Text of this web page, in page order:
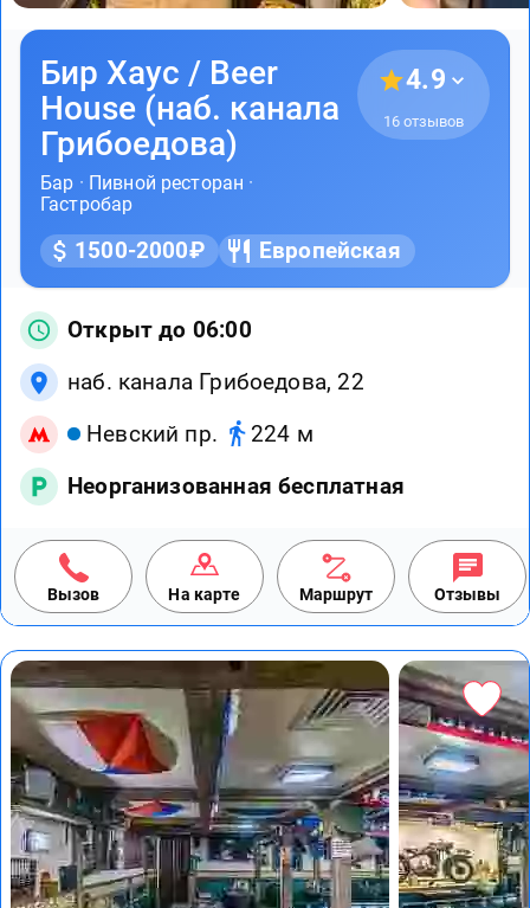
Бир Хаус / Beer
House (наб. канала
Грибоедова)
Бар · Пивной ресторан ·
Гастробар
4.9
16 отзывов
1500-2000₽ Европейская
Открыт до 06:00
наб. канала Грибоедова, 22
Невский пр.
224 м
Неорганизованная бесплатная
Вызов На карте Маршрут Отзывы